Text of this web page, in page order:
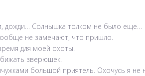
дожди… Солнышка толком не было еще…
не замечают, что пришло.
для моей охоты.
зверюшек.
большой приятель. Охочусь я